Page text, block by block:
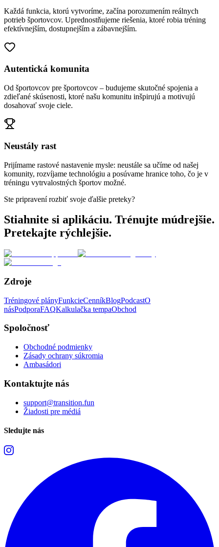
Každá funkcia, ktorú vytvoríme, začína porozumením reálnych
potrieb športovcov. Uprednostňujeme riešenia, ktoré robia tréning
efektívnejším, dostupnejším a zábavnejším.
Autentická komunita
Od športovcov pre športovcov – budujeme skutočné spojenia a
zdieľané skúsenosti, ktoré našu komunitu inšpirujú a motivujú
dosahovať svoje ciele.
Neustály rast
Prijímame rastové nastavenie mysle: neustále sa učíme od našej
komunity, rozvíjame technológiu a posúvame hranice toho, čo je v
tréningu vytrvalostných športov možné.
Ste pripravení rozbiť svoje ďalšie preteky?
Stiahnite si aplikáciu. Trénujte múdrejšie.
Pretekajte rýchlejšie.
Zdroje
Tréningové plányFunkcieCenníkBlogPodcastO
násPodporaFAQKalkulačka tempaObchod
Spoločnosť
Obchodné podmienky
Zásady ochrany súkromia
Ambasádori
Kontaktujte nás
support@transition.fun
Žiadosti pre médiá
Sledujte nás